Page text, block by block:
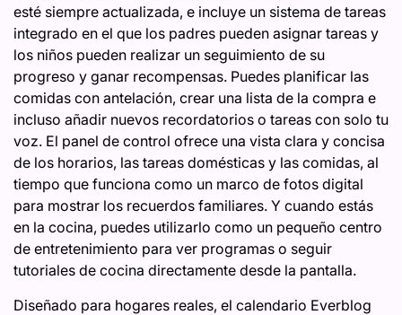
esté siempre actualizada, e incluye un sistema de tareas
integrado en el que los padres pueden asignar tareas y
los niños pueden realizar un seguimiento de su
progreso y ganar recompensas. Puedes planificar las
comidas con antelación, crear una lista de la compra e
incluso añadir nuevos recordatorios o tareas con solo tu
voz. El panel de control ofrece una vista clara y concisa
de los horarios, las tareas domésticas y las comidas, al
tiempo que funciona como un marco de fotos digital
para mostrar los recuerdos familiares. Y cuando estás
en la cocina, puedes utilizarlo como un pequeño centro
de entretenimiento para ver programas o seguir
tutoriales de cocina directamente desde la pantalla.
Diseñado para hogares reales, el calendario Everblog